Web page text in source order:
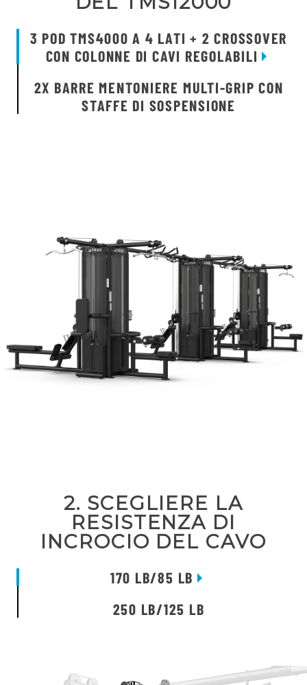
3 POD TMS4000 A 4 LATI + 2 CROSSOVER
CON COLONNE DI CAVI REGOLABILI
2X BARRE MENTONIERE MULTI-GRIP CON
STAFFE DI SOSPENSIONE
2. SCEGLIERE LA
RESISTENZA DI
INCROCIO DEL CAVO
170 LB/85 LB
250 LB/125 LB